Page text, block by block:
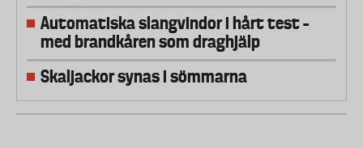
Automatiska slangvindor i hårt test –
med brandkåren som draghjälp
Skaljackor synas i sömmarna